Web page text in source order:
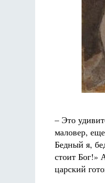
– Это
маловер,
Бедный я,
стоит Бог!»
царский